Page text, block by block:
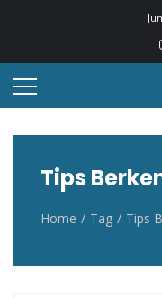
Portal berita otomotif
Tips
Home Tag Tips